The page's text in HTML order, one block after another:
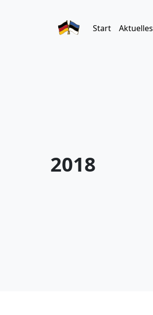
Start Aktuelles
2018